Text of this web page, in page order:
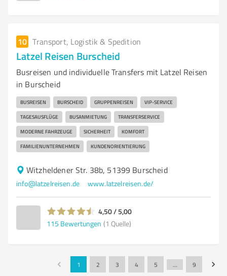
10 Transport, Logistik & Spedition
Latzel Reisen Burscheid
Busreisen und individuelle Transfers mit Latzel Reisen
in Burscheid
BUSREISEN BURSCHEID GRUPPENREISEN VIP-SERVICE
TAGESAUSFLÜGE BUSANMIETUNG TRANSFERSERVICE
MODERNE FAHRZEUGE SICHERHEIT KOMFORT
FAMILIENUNTERNEHMEN KUNDENORIENTIERUNG
Witzheldener Str. 38b, 51399 Burscheid
info@latzelreisen.de www.latzelreisen.de/
4,50 / 5,00
115 Bewertungen (1 Quelle)
1 2 3 4 5 … 9